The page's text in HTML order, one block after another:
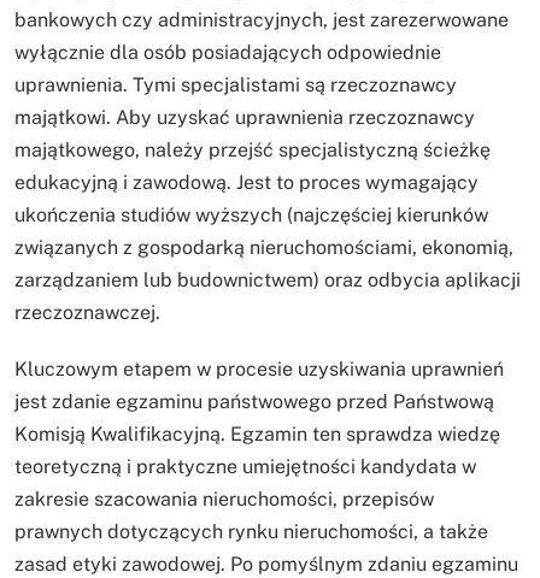
bankowych czy administracyjnych, jest zarezerwowane
wyłącznie dla osób posiadających odpowiednie
uprawnienia. Tymi specjalistami są rzeczoznawcy
majątkowi. Aby uzyskać uprawnienia rzeczoznawcy
majątkowego, należy przejść specjalistyczną ścieżkę
edukacyjną i zawodową. Jest to proces wymagający
ukończenia studiów wyższych (najczęściej kierunków
związanych z gospodarką nieruchomościami, ekonomią,
zarządzaniem lub budownictwem) oraz odbycia aplikacji
rzeczoznawczej.
Kluczowym etapem w procesie uzyskiwania uprawnień
jest zdanie egzaminu państwowego przed Państwową
Komisją Kwalifikacyjną. Egzamin ten sprawdza wiedzę
teoretyczną i praktyczne umiejętności kandydata w
zakresie szacowania nieruchomości, przepisów
prawnych dotyczących rynku nieruchomości, a także
zasad etyki zawodowej. Po pomyślnym zdaniu egzaminu